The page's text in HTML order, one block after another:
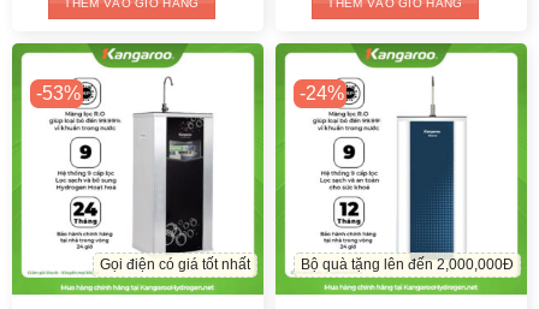
6.050.000₫.
THÊM VÀO GIỎ HÀNG
9.650.000₫.
THÊM VÀO GIỎ HÀNG
-53%
Gọi điện có giá tốt nhất
-24%
Bộ quà tặng lên đến 2,000,000Đ